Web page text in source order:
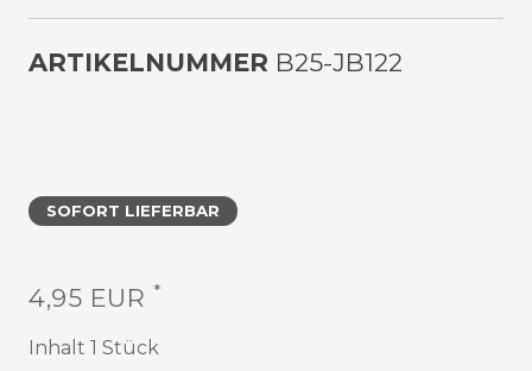
ARTIKELNUMMER B25-JB122
SOFORT LIEFERBAR
4,95 EUR *
Inhalt 1 Stück